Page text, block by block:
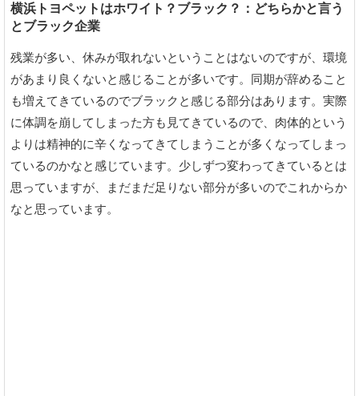
横浜トヨペットはホワイト？ブラック？：どちらかと言う
とブラック企業
残業が多い、休みが取れないということはないのですが、環境
があまり良くないと感じることが多いです。同期が辞めること
も増えてきているのでブラックと感じる部分はあります。実際
に体調を崩してしまった方も見てきているので、肉体的という
よりは精神的に辛くなってきてしまうことが多くなってしまっ
ているのかなと感じています。少しずつ変わってきているとは
思っていますが、まだまだ足りない部分が多いのでこれからか
なと思っています。